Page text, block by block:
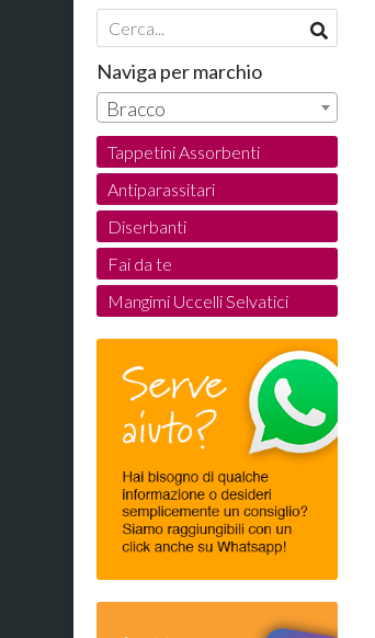
Naviga per marchio
Bracco
Tappetini Assorbenti
Antiparassitari
Diserbanti
Fai da te
Mangimi Uccelli Selvatici